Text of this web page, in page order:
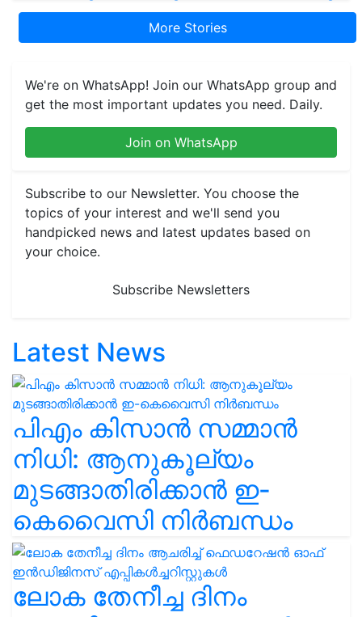
More Stories
We're on WhatsApp! Join our WhatsApp group and
get the most important updates you need. Daily.
Join on WhatsApp
Subscribe to our Newsletter. You choose the
topics of your interest and we'll send you
handpicked news and latest updates based on
your choice.
Subscribe Newsletters
Latest News
പിഎം കിസാൻ സമ്മാൻ
നിധി: ആനുകൂല്യം
മുടങ്ങാതിരിക്കാൻ ഇ-
കെവൈസി നിർബന്ധം
ലോക തേനീച്ച ദിനം